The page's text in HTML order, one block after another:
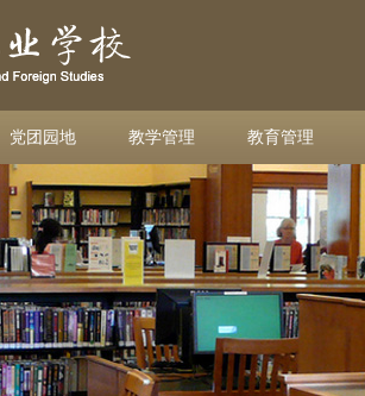
党团园地 教学管理 教育管理